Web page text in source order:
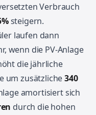
Verbrauch
steigern.
laufen dann
wenn die PV-Anlage
die jährliche
um zusätzliche340
amortisiert sich
durch die hohen